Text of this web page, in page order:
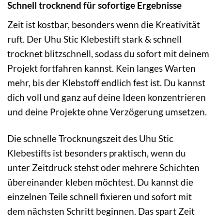
Schnell trocknend für sofortige Ergebnisse
Zeit ist kostbar, besonders wenn die Kreativität
ruft. Der Uhu Stic Klebestift stark & schnell
trocknet blitzschnell, sodass du sofort mit deinem
Projekt fortfahren kannst. Kein langes Warten
mehr, bis der Klebstoff endlich fest ist. Du kannst
dich voll und ganz auf deine Ideen konzentrieren
und deine Projekte ohne Verzögerung umsetzen.
Die schnelle Trocknungszeit des Uhu Stic
Klebestifts ist besonders praktisch, wenn du
unter Zeitdruck stehst oder mehrere Schichten
übereinander kleben möchtest. Du kannst die
einzelnen Teile schnell fixieren und sofort mit
dem nächsten Schritt beginnen. Das spart Zeit